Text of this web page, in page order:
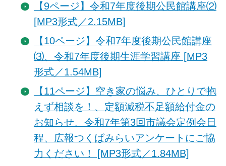
【9ページ】令和7年度後期公民館講座⑵
[MP3形式／2.15MB]
【10ページ】令和7年度後期公民館講座
⑶、令和7年度後期生涯学習講座 [MP3
形式／1.54MB]
【11ページ】空き家の悩み、ひとりで抱
えず相談を！、定額減税不足額給付金の
お知らせ、令和7年第3回市議会定例会日
程、広報つくばみらいアンケートにご協
力ください！ [MP3形式／1.84MB]